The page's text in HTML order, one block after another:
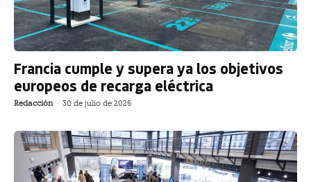
Francia cumple y supera ya los objetivos
europeos de recarga eléctrica
Redacción - 30 de julio de 2026